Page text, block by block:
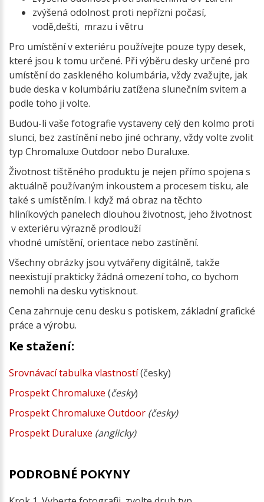
zvýšená odolnost proti nepřízni počasí,
vodě,dešti, mrazu i větru
Pro umístění v exteriéru používejte pouze typy desek,
které jsou k tomu určené. Při výběru desky určené pro
umístění do zaskleného kolumbária, vždy zvažujte, jak
bude deska v kolumbáriu zatížena slunečním svitem a
podle toho ji volte.
Budou-li vaše fotografie vystaveny celý den kolmo proti
slunci, bez zastínění nebo jiné ochrany, vždy volte zvolit
typ Chromaluxe Outdoor nebo Duraluxe.
Životnost tištěného produktu je nejen přímo spojena s
aktuálně používaným inkoustem a procesem tisku, ale
také s umístěním. I když má obraz na těchto
hliníkových panelech dlouhou životnost, jeho životnost
v exteriéru výrazně prodlouží
vhodné umístění, orientace nebo zastínění.
Všechny obrázky jsou vytvářeny digitálně, takže
neexistují prakticky žádná omezení toho, co bychom
nemohli na desku vytisknout.
Cena zahrnuje cenu desku s potiskem, základní grafické
práce a výrobu.
Ke stažení:
Srovnávací tabulka vlastností(česky)
Prospekt Chromaluxe (česky)
Prospekt Chromaluxe Outdoor (česky)
Prospekt Duraluxe (anglicky)
PODROBNÉ POKYNY